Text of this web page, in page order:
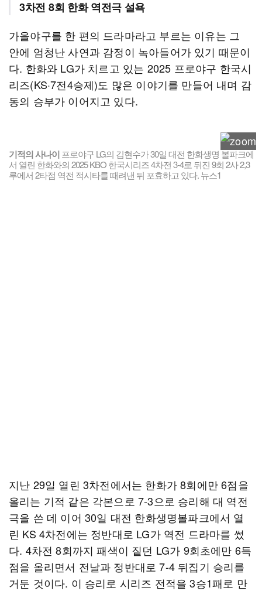
3차전 8회 한화 역전극 설욕
가을야구를 한 편의 드라마라고 부르는 이유는 그
안에 엄청난 사연과 감정이 녹아들어가 있기 때문이
다. 한화와 LG가 치르고 있는 2025 프로야구 한국시
리즈(KS·7전4승제)도 많은 이야기를 만들어 내며 감
동의 승부가 이어지고 있다.
기적의 사나이 프로야구 LG의 김현수가 30일 대전 한화생명 볼파크에
서 열린 한화와의 2025 KBO 한국시리즈 4차전 3-4로 뒤진 9회 2사 2,3
루에서 2타점 역전 적시타를 때려낸 뒤 포효하고 있다. 뉴스1
지난 29일 열린 3차전에서는 한화가 8회에만 6점을
올리는 기적 같은 각본으로 7-3으로 승리해 대 역전
극을 쓴 데 이어 30일 대전 한화생명볼파크에서 열
린 KS 4차전에는 정반대로 LG가 역전 드라마를 썼
다. 4차전 8회까지 패색이 짙던 LG가 9회초에만 6득
점을 올리면서 전날과 정반대로 7-4 뒤집기 승리를
거둔 것이다. 이 승리로 시리즈 전적을 3승1패로 만